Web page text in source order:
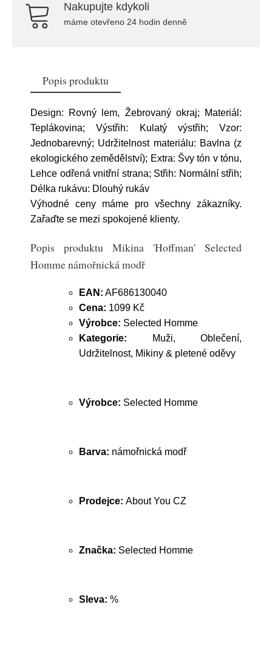
Nakupujte kdykoli
máme otevřeno 24 hodin denně
Popis produktu
Design: Rovný lem, Žebrovaný okraj; Materiál:
Teplákovina; Výstřih: Kulatý výstřih; Vzor:
Jednobarevný; Udržitelnost materiálu: Bavlna (z
ekologického zemědělství); Extra: Švy tón v tónu,
Lehce odřená vnitřní strana; Střih: Normální střih;
Délka rukávu: Dlouhý rukáv
Výhodné ceny máme pro všechny zákazníky.
Zařaďte se mezi spokojené klienty.
Popis produktu Mikina 'Hoffman' Selected
Homme námořnická modř
EAN: AF686130040
Cena: 1099 Kč
Výrobce: Selected Homme
Kategorie: Muži, Oblečení,
Udržitelnost, Mikiny & pletené oděvy
Výrobce: Selected Homme
Barva: námořnická modř
Prodejce: About You CZ
Značka: Selected Homme
Sleva: %